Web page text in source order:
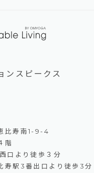
ンスピークス
比寿南1-9-4
階
口より徒歩３分
寿駅3番出口より徒歩3分